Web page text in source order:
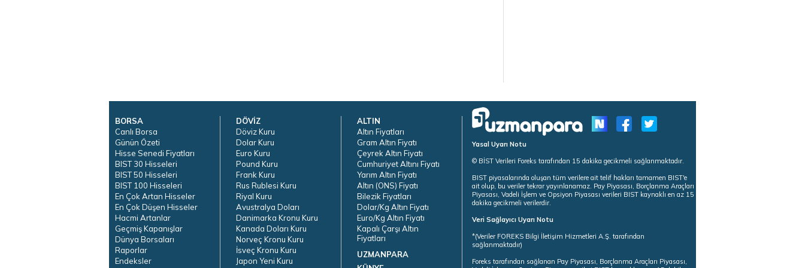
BORSA
Canlı Borsa
Günün Özeti
Hisse Senedi Fiyatları
BIST 30 Hisseleri
BIST 50 Hisseleri
BIST 100 Hisseleri
En Çok Artan Hisseler
En Çok Düşen Hisseler
Hacmi Artanlar
Geçmiş Kapanışlar
Dünya Borsaları
Raporlar
Endeksler
DÖVİZ
Döviz Kuru
Dolar Kuru
Euro Kuru
Pound Kuru
Frank Kuru
Rus Rublesi Kuru
Riyal Kuru
Avustralya Doları
Danimarka Kronu Kuru
Kanada Doları Kuru
Norveç Kronu Kuru
İsveç Kronu Kuru
Japon Yeni Kuru
ALTIN
Altın Fiyatları
Gram Altın Fiyatı
Çeyrek Altın Fiyatı
Cumhuriyet Altını Fiyatı
Yarım Altın Fiyatı
Altın (ONS) Fiyatı
Bilezik Fiyatları
Dolar/Kg Altın Fiyatı
Euro/Kg Altın Fiyatı
Kapalı Çarşı Altın
Fiyatları
UZMANPARA
Yasal Uyarı Notu
© BİST Verileri Foreks tarafından 15 dakika gecikmeli sağlanmaktadır.
BIST piyasalarında oluşan tüm verilere ait telif hakları tamamen BIST'e
ait olup, bu veriler tekrar yayınlanamaz. Pay Piyasası, Borçlanma Araçları
Piyasası, Vadeli İşlem ve Opsiyon Piyasası verileri BIST kaynaklı en az 15
dakika gecikmeli verilerdir.
Veri Sağlayıcı Uyarı Notu
*(Veriler FOREKS Bilgi İletişim Hizmetleri A.Ş. tarafından
sağlanmaktadır)
Foreks tarafından sağlanan Pay Piyasası, Borçlanma Araçları Piyasası,